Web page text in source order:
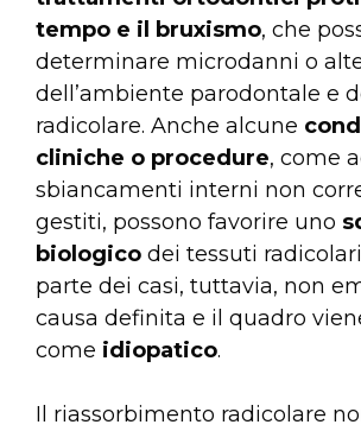
tempo e il bruxismo, che
determinare microdanni o
dell’ambiente parodontale e
radicolare. Anche alcune
cliniche o procedure, come
sbiancamenti interni non
gestiti, possono favorire uno
biologico dei tessuti
parte dei casi, tuttavia, non
causa definita e il quadro
come idiopatico.
Il riassorbimento radicolare